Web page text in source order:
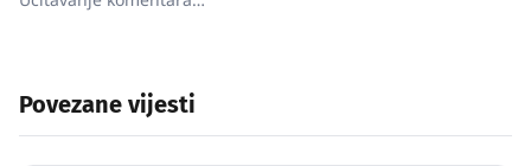
Povezane vijesti